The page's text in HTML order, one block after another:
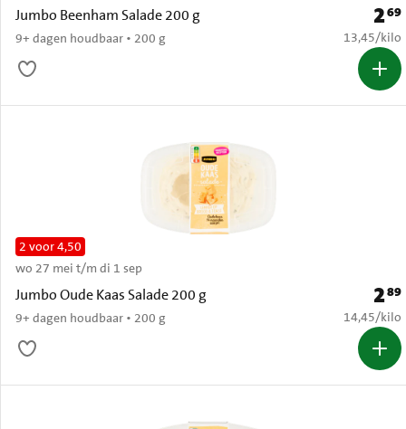
Jumbo Beenham Salade 200 g
9+ dagen houdbaar • 200 g
269
€ 13,45
13,45/kilo
Jumbo Oude Kaas Salade 200 g
9+ dagen houdbaar • 200 g
2 voor 4,50
wo 27 mei t/m di 1 sep
289
€ 14,45
14,45/kilo